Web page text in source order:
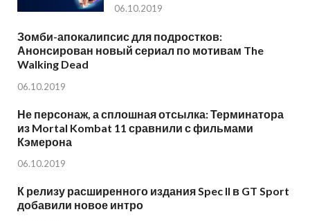
06.10.2019
Зомби-апокалипсис для подростков:
Анонсирован новый сериал по мотивам The
Walking Dead
06.10.2019
Не персонаж, а сплошная отсылка: Терминатора
из Mortal Kombat 11 сравнили с фильмами
Кэмерона
06.10.2019
К релизу расширенного издания Spec II в GT Sport
добавили новое интро